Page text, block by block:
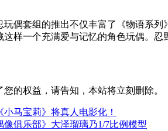
套组的推出不仅丰富了《物语系列
这样一个充满爱与记忆的角色玩偶。
的权益，请告知，本站将立刻删除。
马宝莉》将真人电影化！
像俱乐部》大泽瑠璃乃1/7比例模型